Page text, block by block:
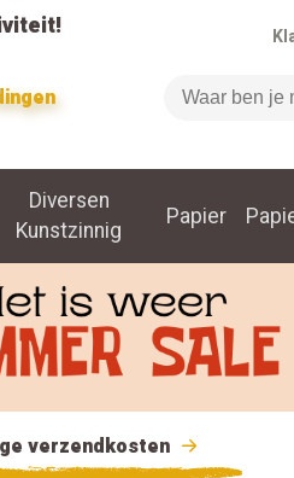
Diversen
Kunstzinnig
Papier
verzendkosten